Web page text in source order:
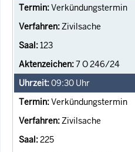
Verkündungstermin
Zivilsache
123
7 O 246/24
09:30 Uhr
Verkündungstermin
Zivilsache
225